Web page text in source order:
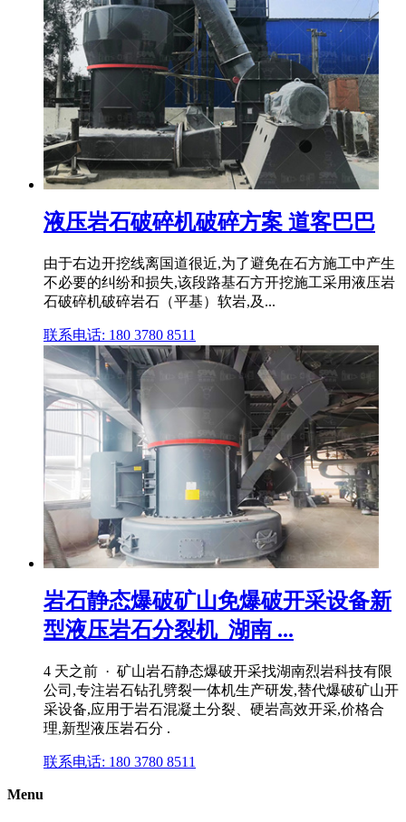
液压岩石破碎机破碎方案 道客巴巴
由于右边开挖线离国道很近,为了避免在石方施工中产生
不必要的纠纷和损失,该段路基石方开挖施工采用液压岩
石破碎机破碎岩石（平基）软岩,及...
联系电话: 180 3780 8511
岩石静态爆破矿山免爆破开采设备新
型液压岩石分裂机_湖南 ...
4 天之前 · 矿山岩石静态爆破开采找湖南烈岩科技有限
公司,专注岩石钻孔劈裂一体机生产研发,替代爆破矿山开
采设备,应用于岩石混凝土分裂、硬岩高效开采,价格合
理,新型液压岩石分 .
联系电话: 180 3780 8511
Menu